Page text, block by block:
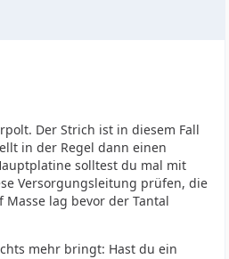
Der Strich ist in diesem Fall
in der Regel dann einen
solltest du mal mit
Versorgungsleitung prüfen, die
lag bevor der Tantal
mehr bringt: Hast du ein